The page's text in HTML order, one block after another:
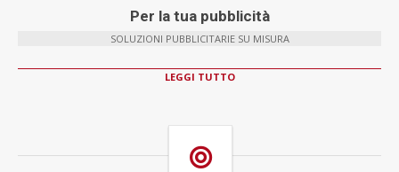
Per la tua pubblicità
SOLUZIONI PUBBLICITARIE SU MISURA
LEGGI TUTTO